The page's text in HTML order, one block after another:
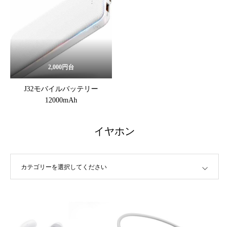
2,000円台
J32モバイルバッテリー
12000mAh
イヤホン
カテゴリーを選択してください